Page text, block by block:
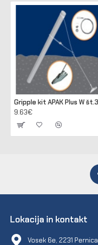
9.63€
Lokacija in kontakt
Vosek 6e, 2231 Pernica